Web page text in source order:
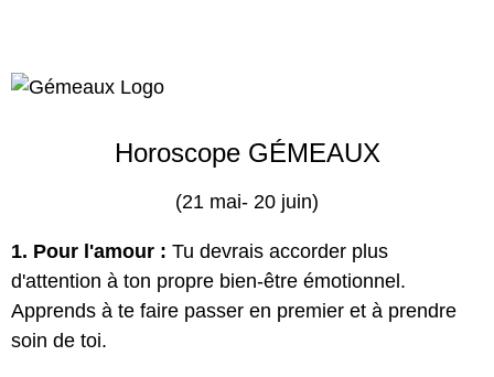
Horoscope GÉMEAUX
(21 mai- 20 juin)
1. Pour l'amour : Tu devrais accorder plus
d'attention à ton propre bien-être émotionnel.
Apprends à te faire passer en premier et à prendre
soin de toi.